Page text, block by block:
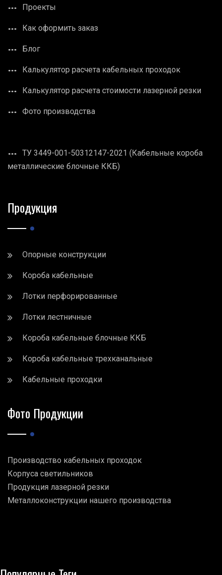
Проекты
Как оформить заказ
Блог
Калькулятор расчета кабельных проходок
Калькулятор расчета стоимости лазерной резки
Фото производства
ТУ 3449-001-50312147-2021 (Кабельные короба
металлические блочные ККБ)
Продукция
Опорные конструкции
Короба кабельные
Лотки перфорированные
Лотки лестничные
Короба кабельные блочные ККБ
Короба кабельные трехканальные
Кабельные проходки
Фото Продукции
Производство кабельных проходок
Корпуса светильников
Продукция лазерной резки
Металлоконструкции нашего производства